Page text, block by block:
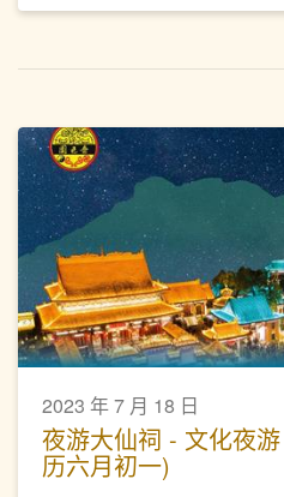
2023 年 7 月 18 日
夜游大仙祠 - 文化夜
历六月初一)